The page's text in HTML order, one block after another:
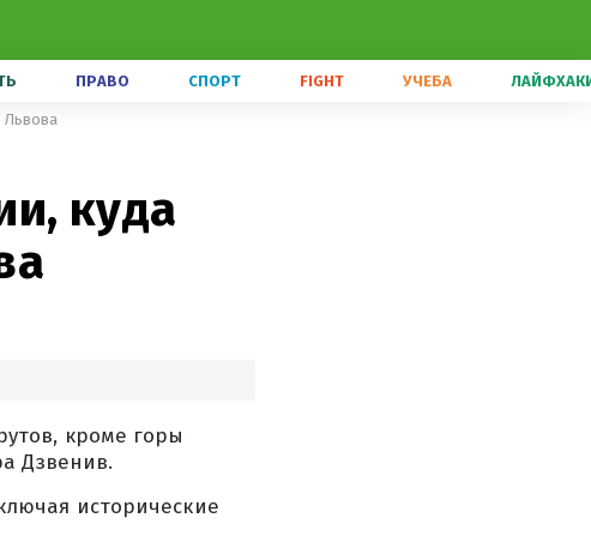
ПРАВО СПОРТ FIGHT УЧЕБА
Львова
куда
кроме горы
Дзвенив.
исторические